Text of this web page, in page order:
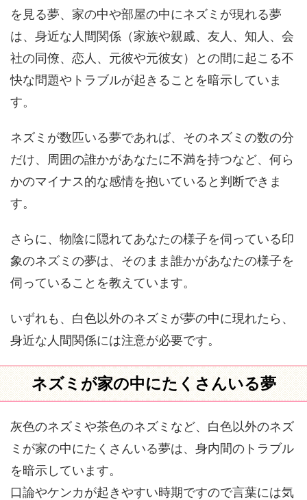
を見る夢、家の中や部屋の中にネズミが現れる夢
は、身近な人間関係（家族や親戚、友人、知人、会
社の同僚、恋人、元彼や元彼女）との間に起こる不
快な問題やトラブルが起きることを暗示していま
す。
ネズミが数匹いる夢であれば、そのネズミの数の分
だけ、周囲の誰かがあなたに不満を持つなど、何ら
かのマイナス的な感情を抱いていると判断できま
す。
さらに、物陰に隠れてあなたの様子を伺っている印
象のネズミの夢は、そのまま誰かがあなたの様子を
伺っていることを教えています。
いずれも、白色以外のネズミが夢の中に現れたら、
身近な人間関係には注意が必要です。
ネズミが家の中にたくさんいる夢
灰色のネズミや茶色のネズミなど、白色以外のネズ
ミが家の中にたくさんいる夢は、身内間のトラブル
を暗示しています。
口論やケンカが起きやすい時期ですので言葉には気